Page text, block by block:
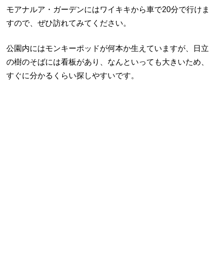
モアナルア・ガーデンにはワイキキから車で20分で行けま
すので、ぜひ訪れてみてください。
公園内にはモンキーポッドが何本か生えていますが、日立
の樹のそばには看板があり、なんといっても大きいため、
すぐに分かるくらい探しやすいです。